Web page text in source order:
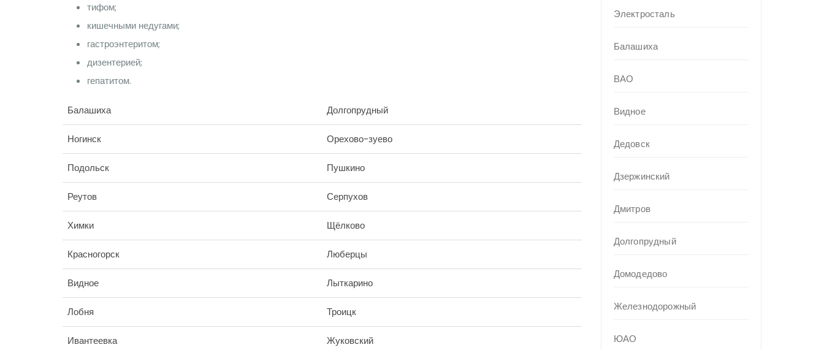
тифом;
кишечными недугами;
гастроэнтеритом;
дизентерией;
гепатитом.
Балашиха Долгопрудный
Ногинск Орехово-зуево
Подольск Пушкино
Реутов Серпухов
Химки Щёлково
Красногорск Люберцы
Видное Лыткарино
Лобня Троицк
Ивантеевка Жуковский
Электросталь
Балашиха
ВАО
Видное
Дедовск
Дзержинский
Дмитров
Долгопрудный
Домодедово
Железнодорожный
ЮАО